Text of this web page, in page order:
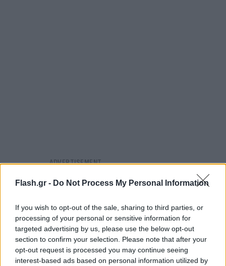
Flash.gr - Do Not Process My Personal Information
If you wish to opt-out of the sale, sharing to third parties, or
processing of your personal or sensitive information for
targeted advertising by us, please use the below opt-out
section to confirm your selection. Please note that after your
opt-out request is processed you may continue seeing
interest-based ads based on personal information utilized by